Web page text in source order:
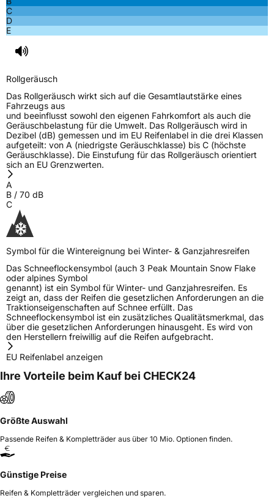
C
D
E
Rollgeräusch
Das Rollgeräusch wirkt sich auf die Gesamtlautstärke eines
Fahrzeugs aus
und beeinflusst sowohl den eigenen Fahrkomfort als auch die
Geräuschbelastung für die Umwelt. Das Rollgeräusch wird in
Dezibel (dB) gemessen und im EU Reifenlabel in die drei Klassen
aufgeteilt: von A (niedrigste Geräuschklasse) bis C (höchste
Geräuschklasse). Die Einstufung für das Rollgeräusch orientiert
sich an EU Grenzwerten.
A
B / 70 dB
C
Symbol für die Wintereignung bei Winter- & Ganzjahresreifen
Das Schneeflockensymbol (auch 3 Peak Mountain Snow Flake
oder alpines Symbol
genannt) ist ein Symbol für Winter- und Ganzjahresreifen. Es
zeigt an, dass der Reifen die gesetzlichen Anforderungen an die
Traktionseigenschaften auf Schnee erfüllt. Das
Schneeflockensymbol ist ein zusätzliches Qualitätsmerkmal, das
über die gesetzlichen Anforderungen hinausgeht. Es wird von
den Herstellern freiwillig auf die Reifen aufgebracht.
EU Reifenlabel anzeigen
Ihre Vorteile beim Kauf bei CHECK24
Größte Auswahl
Passende Reifen & Kompletträder aus über 10 Mio. Optionen finden.
Günstige Preise
Reifen & Kompletträder vergleichen und sparen.